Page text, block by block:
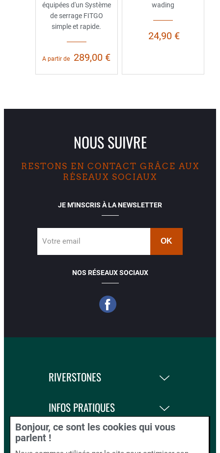
équipées d'un Système
de serrage FITGO
simple et rapide.
A partir de 289,00 €
wading
24,90 €
NOUS SUIVRE
RESTONS EN CONTACT GRÂCE AUX
RÉSEAUX SOCIAUX
JE M'INSCRIS À LA NEWSLETTER
Votre email
NOS RÉSEAUX SOCIAUX
RIVERSTONES
INFOS PRATIQUES
LA BOUTIQUE
Bonjour, ce sont les cookies qui vous
parlent !